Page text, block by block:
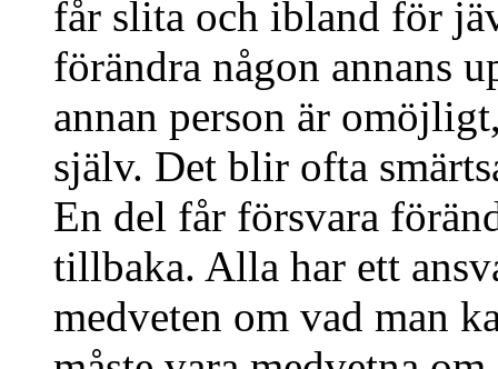
får slita och ibland för
förändra någon annans
annan person är
själv. Det blir ofta
En del får försvara
tillbaka. Alla har ett
medveten om vad man